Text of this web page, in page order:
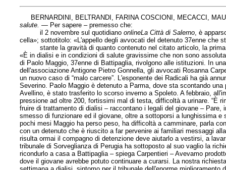
BERNARDINI, BELTRANDI, FARINA COSCIONI, MECACCI,
salute. — Per sapere – premesso che:
il 2 novembre sul quotidianoonlineLa Città di Salerno, è
cella»; sottotitolo: «L'appello degli avvocati del detenuto 37enne che
stante la gravità di quanto contenuto nel citato articolo, la prima
«È in dialisi e in condizioni di salute gravissime che non sono
di Paolo Maggio, 37enne di Battipaglia, rivolgono alle istituzioni. In
dell'associazione Antigone Pietro Gonnella, gli avvocati Rosanna
un nuovo caso di “malo carcere”. L'esponente dei Radicali ha già
Severino. Paolo Maggio è detenuto a Parma, dove sta scontando
Avellino, è stato trasferito lo scorso inverno a Spoleto. A febbraio,
pressione ad oltre 200, fortissimi mal di testa, difficoltà a urinare. “È
fruire di trattamento di dialisi – raccontano i legali del giovane –
smesso di funzionare ed il giovane, oltre a sottoporsi a lunghissima
pochi mesi Maggio ha perso peso, ha difficoltà a camminare, parla
con un detenuto che è riuscito a far pervenire ai familiari messaggi
risulta ormai il compagno di detenzione deve aiutarlo a vestirsi, a
tribunale di Sorveglianza di Perugia ha sottoposto al suo vaglio la
ricondurlo a casa a Battipaglia – spiega Carpentieri – Avevamo
dove il giovane avrebbe potuto continuare a curarsi. La nostra